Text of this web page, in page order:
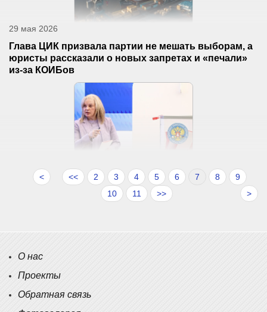
29 мая 2026
Глава ЦИК призвала партии не мешать выборам, а
юристы рассказали о новых запретах и «печали»
из-за КОИБов
<<
< 2 3 4 5 6 7 8
9
10
11 >
>>
О нас
Проекты
Обратная связь